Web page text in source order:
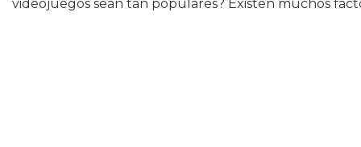
videojuegos sean tan populares? Existen muchos